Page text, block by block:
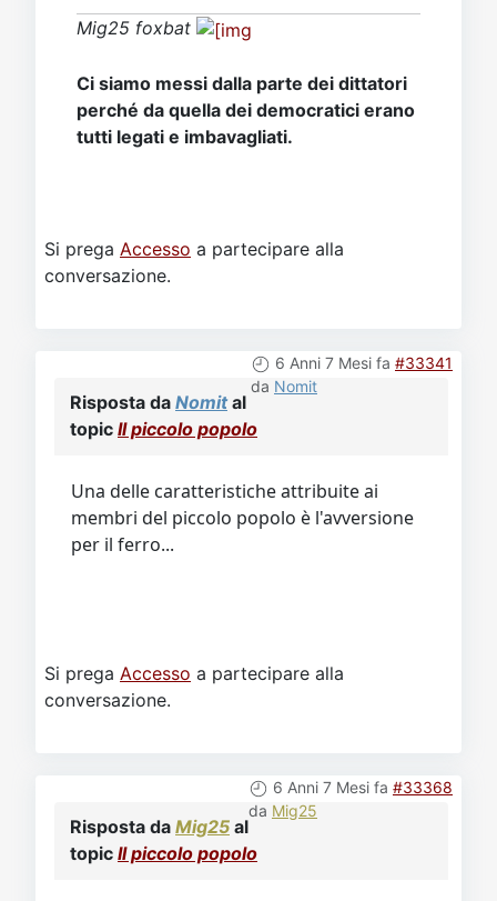
Mig25 foxbat
Ci siamo messi dalla parte dei dittatori
perché da quella dei democratici erano
tutti legati e imbavagliati.
Si prega Accesso a partecipare alla
conversazione.
6 Anni 7 Mesi fa #33341
da Nomit
Risposta da Nomital
topic Il piccolo popolo
Una delle caratteristiche attribuite ai
membri del piccolo popolo è l'avversione
per il ferro...
Si prega Accesso a partecipare alla
conversazione.
6 Anni 7 Mesi fa #33368
da Mig25
Risposta da Mig25 al
topic Il piccolo popolo